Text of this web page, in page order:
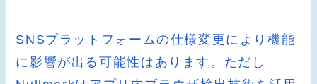
SNSプラットフォームの仕様変更により機能
に影響が出る可能性はあります。ただし